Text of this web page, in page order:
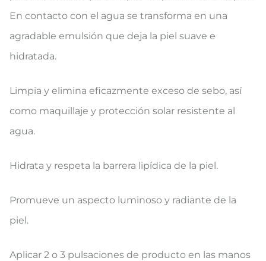
En contacto con el agua se transforma en una
agradable emulsión que deja la piel suave e
hidratada.
Limpia y elimina eficazmente exceso de sebo, así
como maquillaje y protección solar resistente al
agua.
Hidrata y respeta la barrera lipídica de la piel.
Promueve un aspecto luminoso y radiante de la
piel.
Aplicar 2 o 3 pulsaciones de producto en las manos